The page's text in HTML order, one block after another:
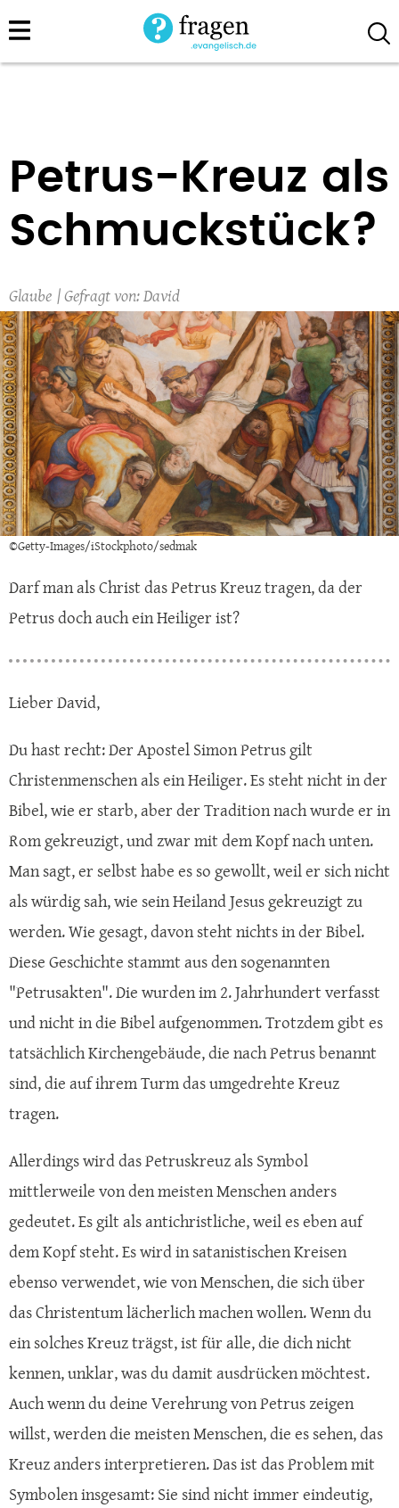
Direkt
zum
Petrus-Kreuz als
Schmuckstück?
Glaube David
©Getty-Images/iStockphoto/sedmak
Darf man als Christ das Petrus Kreuz tragen, da der
Petrus doch auch ein Heiliger ist?
Lieber David,
Du hast recht: Der Apostel Simon Petrus gilt
Christenmenschen als ein Heiliger. Es steht nicht in der
Bibel, wie er starb, aber der Tradition nach wurde er in
Rom gekreuzigt, und zwar mit dem Kopf nach unten.
Man sagt, er selbst habe es so gewollt, weil er sich nicht
als würdig sah, wie sein Heiland Jesus gekreuzigt zu
werden. Wie gesagt, davon steht nichts in der Bibel.
Diese Geschichte stammt aus den sogenannten
"Petrusakten". Die wurden im 2. Jahrhundert verfasst
und nicht in die Bibel aufgenommen. Trotzdem gibt es
tatsächlich Kirchengebäude, die nach Petrus benannt
sind, die auf ihrem Turm das umgedrehte Kreuz
tragen.
Allerdings wird das Petruskreuz als Symbol
mittlerweile von den meisten Menschen anders
gedeutet. Es gilt als antichristliche, weil es eben auf
dem Kopf steht. Es wird in satanistischen Kreisen
ebenso verwendet, wie von Menschen, die sich über
das Christentum lächerlich machen wollen. Wenn du
ein solches Kreuz trägst, ist für alle, die dich nicht
kennen, unklar, was du damit ausdrücken möchtest.
Auch wenn du deine Verehrung von Petrus zeigen
willst, werden die meisten Menschen, die es sehen, das
Kreuz anders interpretieren. Das ist das Problem mit
Symbolen insgesamt: Sie sind nicht immer eindeutig,